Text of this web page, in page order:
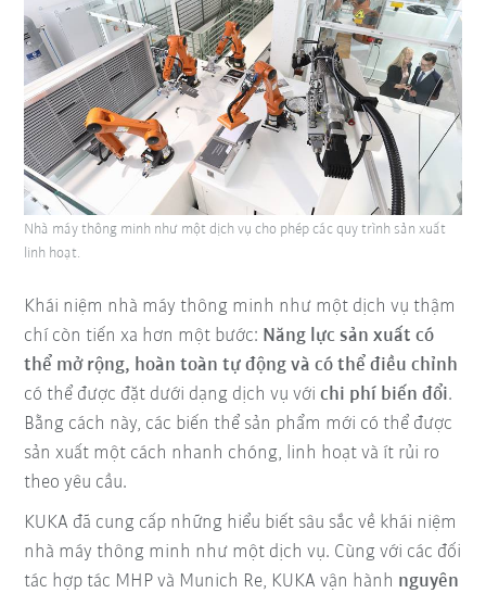
Khái niệm nhà máy thông minh như một dịch vụ thậm
chí còn tiến xa hơn một bước: Năng lực sản xuất có
thể mở rộng, hoàn toàn tự động và có thể điều chỉnh
có thể được đặt dưới dạng dịch vụ vớichi phí biến đổi.
Bằng cách này, các biến thể sản phẩm mới có thể được
sản xuất một cách nhanh chóng, linh hoạt và ít rủi ro
theo yêu cầu.
KUKA đã cung cấp những hiểu biết sâu sắc về khái niệm
nhà máy thông minh như một dịch vụ. Cùng với các đối
tác hợp tác MHP và Munich Re, KUKA vận hành nguyên
Nhà máy thông minh như một dịch vụ cho phép các quy trình sản xuất
linh hoạt.